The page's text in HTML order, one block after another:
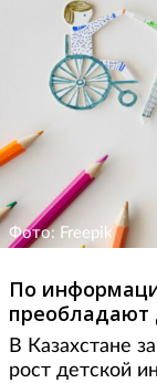
Фото: Freepik
По
преобладают
В Казахстане
рост детской